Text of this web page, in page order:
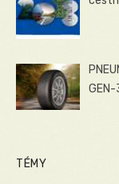
GEN-
TÉMY